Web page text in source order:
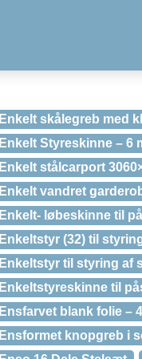
Enkelt skålegreb med
Enkelt Styreskinne – 6
Enkelt stålcarport
Enkelt vandret
Enkelt- løbeskinne til
Enkeltstyr (32) til
Enkeltstyr til styring af
Enkeltstyreskinne til
Ensfarvet blank folie –
Ensformet knopgreb i